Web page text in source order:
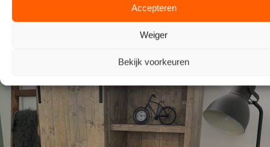
Accepteren
Weiger
Bekijk voorkeuren